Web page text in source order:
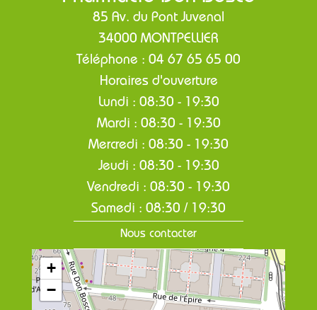
+
−
85 Av. du Pont Juvenal
34000 MONTPELLIER
Téléphone : 04 67 65 65 00
Horaires d'ouverture
Lundi : 08:30 - 19:30
Mardi : 08:30 - 19:30
Mercredi : 08:30 - 19:30
Jeudi : 08:30 - 19:30
Vendredi : 08:30 - 19:30
Samedi : 08:30 / 19:30
Nous contacter